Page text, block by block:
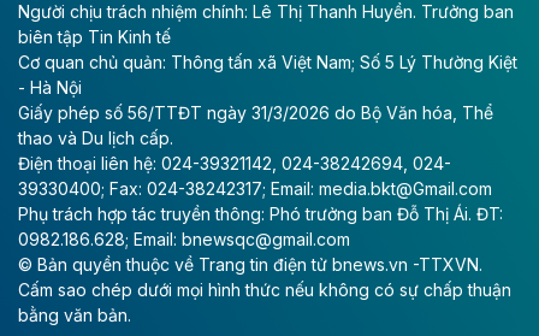
(ACV) vừa lập kỷ lục mới về lợi nhuận trong quý
II/2026.
Theo baodautu.vn
Vinaconex lập đỉnh doanh thu
Tổng CTCP Xuất nhập khẩu và Xây dựng Việt Nam
(Vinaconex) đã khép lại nửa đầu năm với doanh thu
thuần gần 7.268 tỷ đồng, tăng 4% so với cùng kỳ và
cũng là mức cao nhất lịch sử hoạt động của doanh
nghiệp.
Người chịu trách nhiệm chính: Lê Thị Thanh Huyền. Trưởng ban
biên tập Tin Kinh tế
Cơ quan chủ quản: Thông tấn xã Việt Nam; Số 5 Lý Thường Kiệt
- Hà Nội
Giấy phép số 56/TTĐT ngày 31/3/2026 do Bộ Văn hóa, Thể
thao và Du lịch cấp.
Điện thoại liên hệ: 024-39321142, 024-38242694, 024-
39330400; Fax: 024-38242317; Email: media.bkt@Gmail.com
Phụ trách hợp tác truyền thông: Phó trưởng ban Đỗ Thị Ái. ĐT:
0982.186.628; Email: bnewsqc@gmail.com
© Bản quyền thuộc về Trang tin điện tử bnews.vn -TTXVN.
Cấm sao chép dưới mọi hình thức nếu không có sự chấp thuận
bằng văn bản.